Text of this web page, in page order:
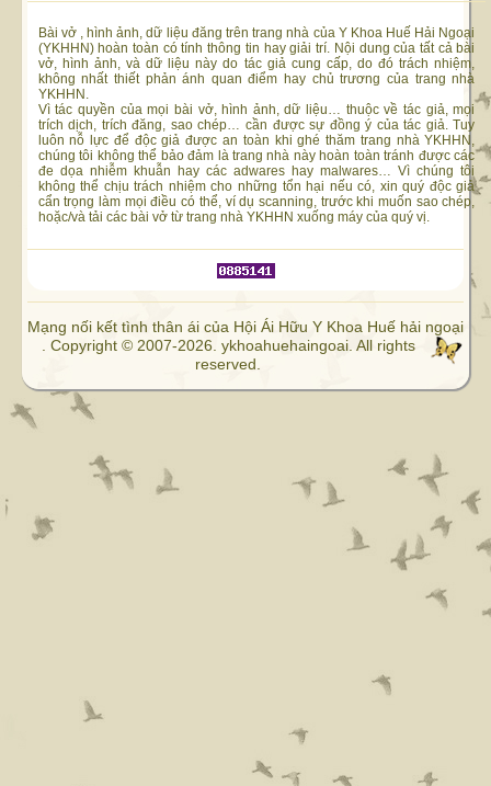
Bài vở , hình ảnh, dữ liệu đăng trên trang nhà của Y Khoa Huế Hải Ngoại
(YKHHN) hoàn toàn có tính thông tin hay giải trí. Nội dung của tất cả bài
vở, hình ảnh, và dữ liệu này do tác giả cung cấp, do đó trách nhiệm,
không nhất thiết phản ánh quan điểm hay chủ trương của trang nhà
YKHHN.
Vì tác quyền của mọi bài vở, hình ảnh, dữ liệu… thuộc về tác giả, mọi
trích dịch, trích đăng, sao chép… cần được sự đồng ý của tác giả. Tuy
luôn nỗ lực để độc giả được an toàn khi ghé thăm trang nhà YKHHN,
chúng tôi không thể bảo đảm là trang nhà này hoàn toàn tránh được các
đe dọa nhiễm khuẫn hay các adwares hay malwares… Vì chúng tôi
không thể chịu trách nhiệm cho những tổn hại nếu có, xin quý độc giả
cẩn trọng làm mọi điều có thể, ví dụ scanning, trước khi muốn sao chép,
hoặc/và tải các bài vở từ trang nhà YKHHN xuống máy của quý vị.
Mạng nối kết tình thân ái của Hội Ái Hữu Y Khoa Huế hải ngoại
. Copyright © 2007-2026. ykhoahuehaingoai. All rights
reserved.